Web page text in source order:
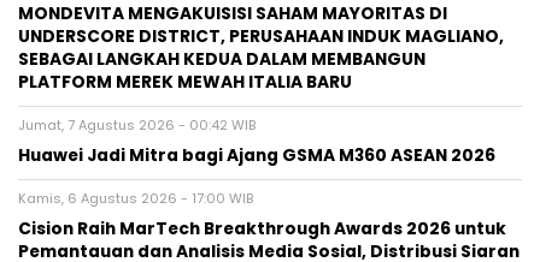
MONDEVITA MENGAKUISISI SAHAM MAYORITAS DI
UNDERSCORE DISTRICT, PERUSAHAAN INDUK MAGLIANO,
SEBAGAI LANGKAH KEDUA DALAM MEMBANGUN
PLATFORM MEREK MEWAH ITALIA BARU
Jumat, 7 Agustus 2026 - 00:42 WIB
Huawei Jadi Mitra bagi Ajang GSMA M360 ASEAN 2026
Kamis, 6 Agustus 2026 - 17:00 WIB
Cision Raih MarTech Breakthrough Awards 2026 untuk
Pemantauan dan Analisis Media Sosial, Distribusi Siaran